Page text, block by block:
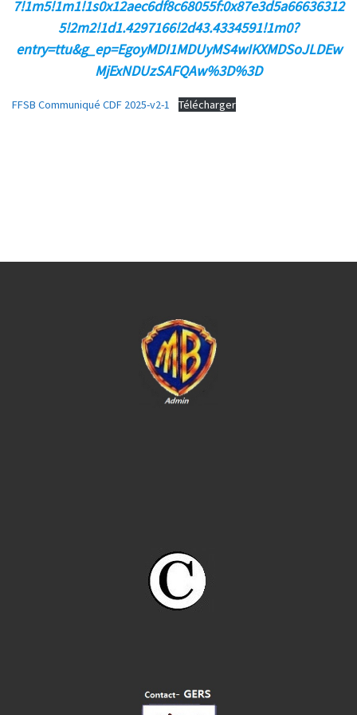
7!1m5!1m1!1s0x12aec6df8c68055f:0x87e3d5a66636312
5!2m2!1d1.4297166!2d43.4334591!1m0?
entry=ttu&g_ep=EgoyMDI1MDUyMS4wIKXMDSoJLDEw
MjExNDUzSAFQAw%3D%3D
FFSB Communiqué CDF 2025-v2-1 Télécharger